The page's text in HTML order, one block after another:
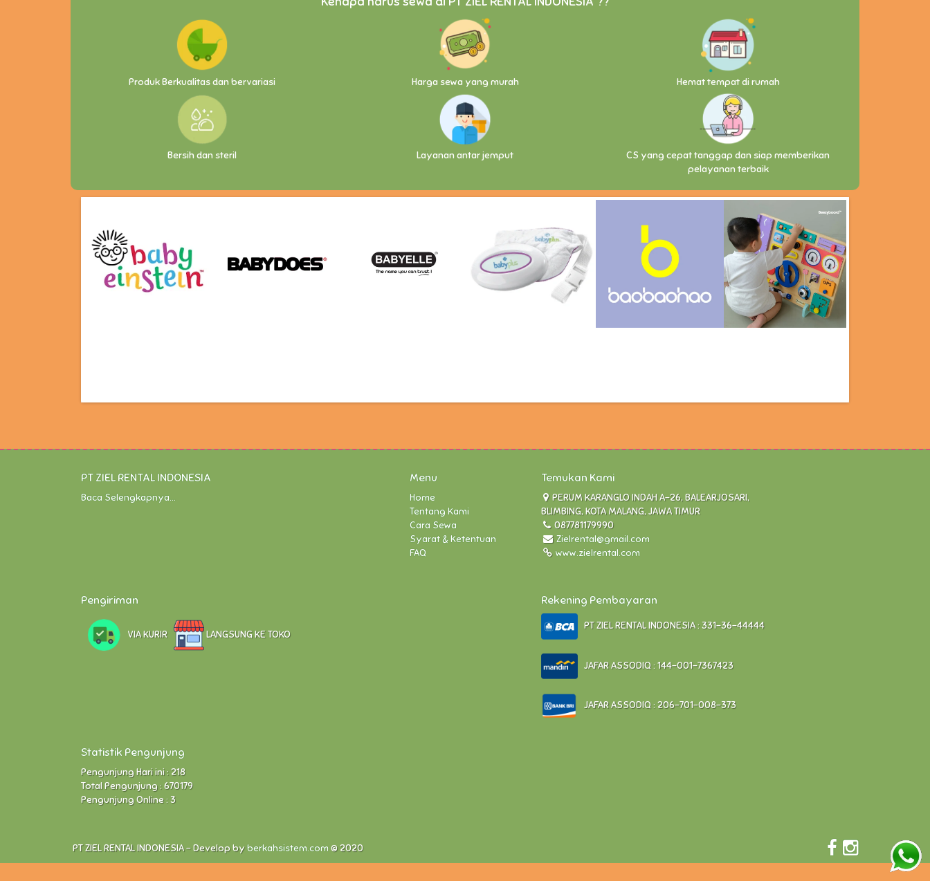
Produk Berkualitas dan bervariasi Harga sewa yang murah Hemat tempat di rumah
Bersih dan steril Layanan antar jemput
CS yang cepat tanggap dan siap memberikan
pelayanan terbaik
PT ZIEL RENTAL INDONESIA
Baca Selengkapnya...
Menu
Home
Tentang Kami
Cara Sewa
Syarat & Ketentuan
FAQ
Temukan Kami
PERUM KARANGLO INDAH A-26, BALEARJOSARI,
BLIMBING, KOTA MALANG, JAWA TIMUR
087781179990
Zielrental@gmail.com
www.zielrental.com
Pengiriman
VIA KURIR LANGSUNG KE TOKO
Rekening Pembayaran
PT ZIEL RENTAL INDONESIA : 331-36-44444
JAFAR ASSODIQ : 144-001-7367423
JAFAR ASSODIQ : 206-701-008-373
Statistik Pengunjung
Pengunjung Hari ini : 218
Total Pengunjung : 670179
Pengunjung Online : 3
PT ZIEL RENTAL INDONESIA - Develop byberkahsistem.com © 2020